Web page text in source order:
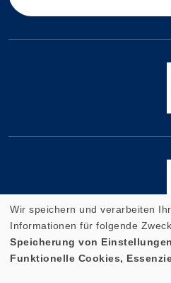
Cookie Einstellungen
Wir speichern und verarbeiten
Informationen für folgende
Speicherung von
Funktionelle Cookies,